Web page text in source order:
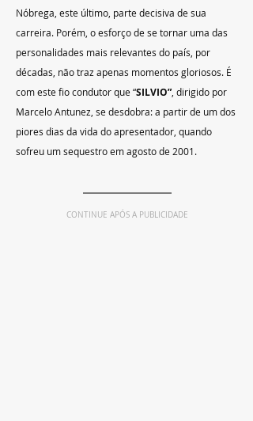
Nóbrega, este último, parte decisiva de sua
carreira. Porém, o esforço de se tornar uma das
personalidades mais relevantes do país, por
décadas, não traz apenas momentos gloriosos. É
com este fio condutor que “SILVIO” , dirigido por
Marcelo Antunez, se desdobra: a partir de um dos
piores dias da vida do apresentador, quando
sofreu um sequestro em agosto de 2001.
CONTINUE APÓS A PUBLICIDADE